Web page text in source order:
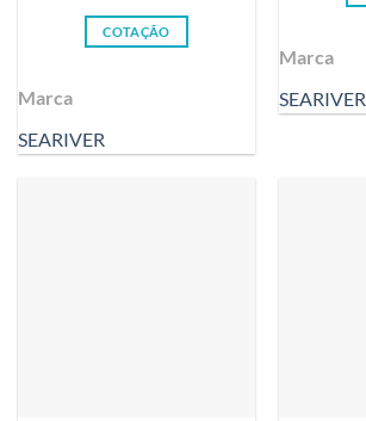
COTAÇÃO
Marca
SEARIVER
Marca
SEARIVER